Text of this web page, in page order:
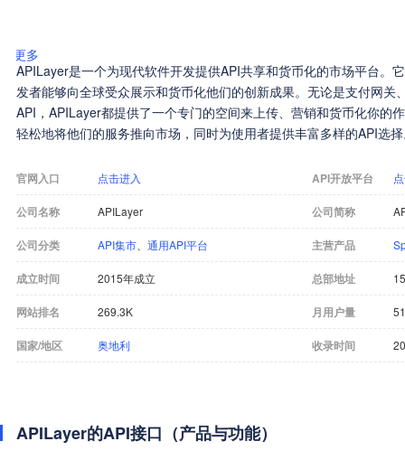
更多
APILayer是一个为现代软件开发提供API共享和货币化的市场平台。
发者能够向全球受众展示和货币化他们的创新成果。无论是支付网关
API，APILayer都提供了一个专门的空间来上传、营销和货币化你的
轻松地将他们的服务推向市场，同时为使用者提供丰富多样的API选
官网入口 点击进入 API开放平台
公司名称 APILayer 公司简称
公司分类 API集市 通用API平台 主营产品
成立时间 2015年成立 总部地址
网站排名 269.3K 月用户量
国家/地区 奥地利 收录时间
APILayer的API接口（产品与功能）